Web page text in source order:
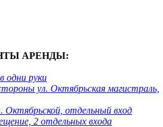
АРЕНДЫ:
одни руки
ул. Октябрьская магистраль,
Октябрьской, отдельный вход
2 отдельных входа